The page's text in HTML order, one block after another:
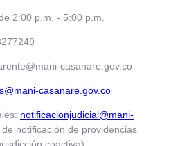
2:00 p.m. - 5:00 p.m.
casanare.gov.co
casanare.gov.co
notificacionjudicial@mani-
notificación de providencias
coactiva)